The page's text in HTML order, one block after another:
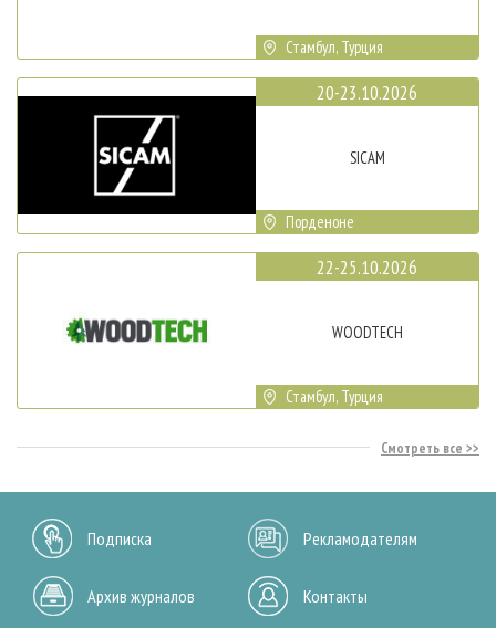
Стамбул, Турция
20-23.10.2026
SICAM
Порденоне
22-25.10.2026
WOODTECH
Стамбул, Турция
Смотреть все
Подписка Рекламодателям
Архив журналов Контакты